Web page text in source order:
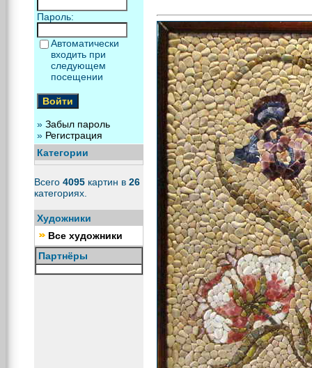
Пароль:
Автоматически
входить при
следующем
посещении
» Забыл пароль
» Регистрация
Категории
Всего 4095 картин в 26
категориях.
Художники
Все художники
Партнёры